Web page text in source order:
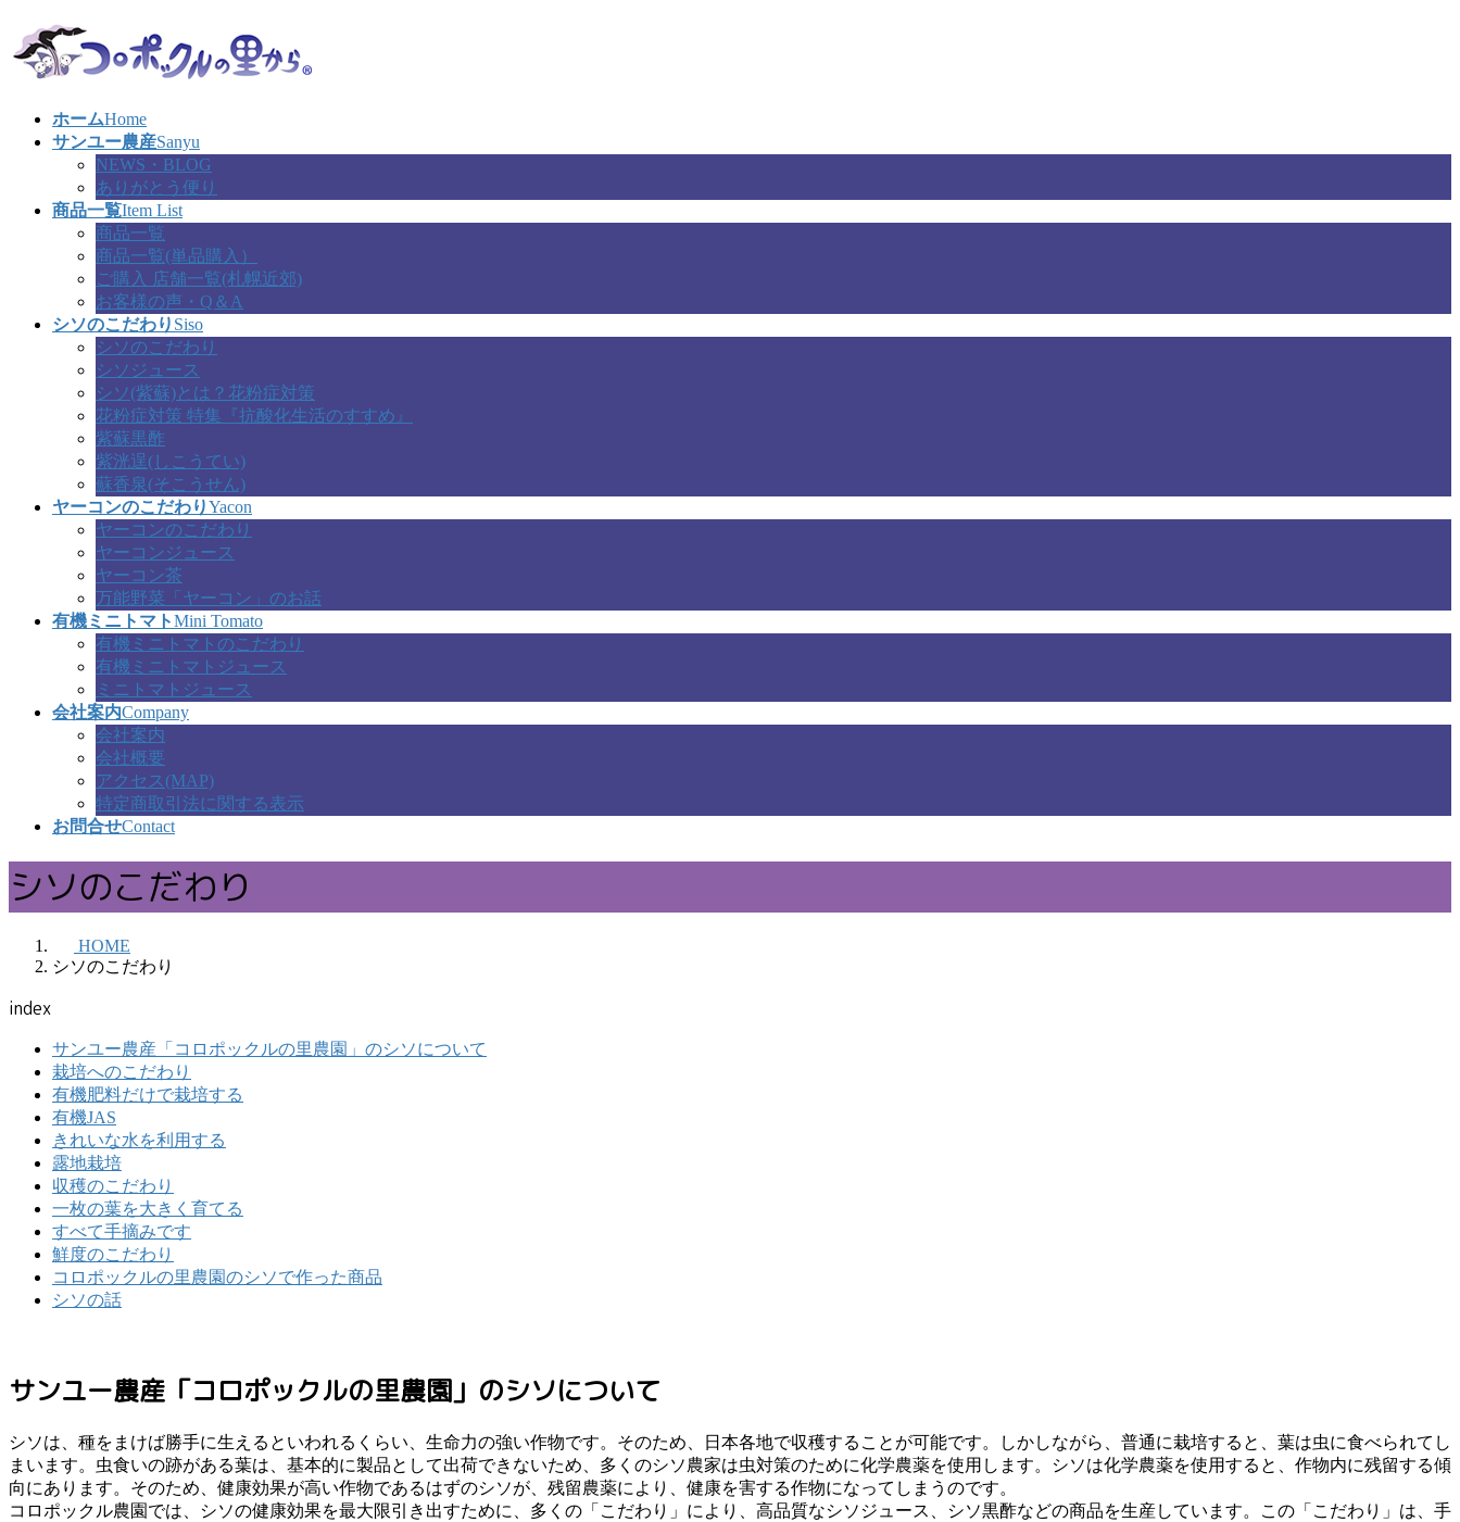
ン
ビ
ホームHome
サンユー農産Sanyu
NEWS・BLOG
ありがとう便り
商品一覧Item List
商品一覧
商品一覧(単品購入）
ご購入 店舗一覧(札幌近郊)
お客様の声・Q＆A
シソのこだわり Siso
シソのこだわり
シソジュース
シソ(紫蘇)とは？花粉症対策
花粉症対策 特集『抗酸化生活のすすめ』
紫蘇黒酢
紫洸逞(しこうてい)
蘇香泉(そこうせん)
ヤーコンのこだわりYacon
ヤーコンのこだわり
ヤーコンジュース
ヤーコン茶
万能野菜「ヤーコン」のお話
有機ミニトマトMini Tomato
有機ミニトマトのこだわり
有機ミニトマトジュース
ミニトマトジュース
会社案内Company
会社案内
会社概要
アクセス(MAP)
特定商取引法に関する表示
お問合せContact
シソのこだわり
HOME
シソのこだわり
index
サンユー農産「コロポックルの里農園」のシソについて
栽培へのこだわり
有機肥料だけで栽培する
有機JAS
きれいな水を利用する
露地栽培
収穫のこだわり
一枚の葉を大きく育てる
すべて手摘みです
鮮度のこだわり
コロポックルの里農園のシソで作った商品
シソの話
サンユー農産「コロポックルの里農園」のシソについて
シソは、種をまけば勝手に生えるといわれるくらい、生命力の強い作物です。そのため、日本各地で収穫することが可能です。しかしながら、普通に栽培すると、葉は虫に食べられてし
まいます。虫食いの跡がある葉は、基本的に製品として出荷できないため、多くのシソ農家は虫対策のために化学農薬を使用します。シソは化学農薬を使用すると、作物内に残留する傾
向にあります。そのため、健康効果が高い作物であるはずのシソが、残留農薬により、健康を害する作物になってしまうのです。
コロポックル農園では、シソの健康効果を最大限引き出すために、多くの「こだわり」により、高品質なシソジュース、シソ黒酢などの商品を生産しています。この「こだわり」は、手